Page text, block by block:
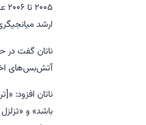
ارشد
ناتان گفت
آتش‌بس‌های
ناتان افزود:
باشد» و